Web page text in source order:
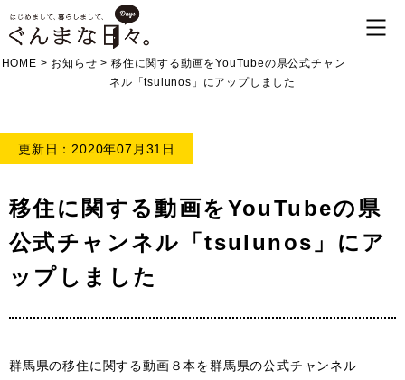
HOME > お知らせ > 移住に関する動画をYouTubeの県公式チャン
ネル「tsulunos」にアップしました
更新日：2020年07月31日
移住に関する動画をYouTubeの県
公式チャンネル「tsulunos」にア
ップしました
群馬県の移住に関する動画８本を群馬県の公式チャンネル